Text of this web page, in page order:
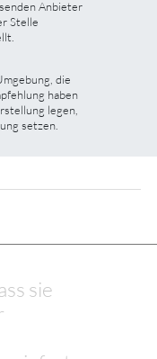
Anbieter
Stelle
die
haben
legen,
setzen.
sie